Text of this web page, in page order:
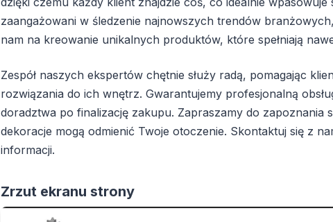
zaangażowani w śledzenie najnowszych trendów
nam na kreowanie unikalnych produktów, które spełniają
Zespół naszych ekspertów chętnie służy radą, pomagając
rozwiązania do ich wnętrz. Gwarantujemy profesjonalną
doradztwa po finalizację zakupu. Zapraszamy do zapoznania
dekoracje mogą odmienić Twoje otoczenie. Skontaktuj się z
informacji.
Zrzut ekranu strony